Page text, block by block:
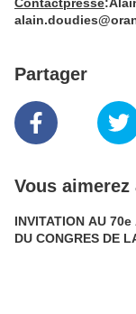
Partager
Vous aimerez
INVITATION AU 70e
DU CONGRES DE